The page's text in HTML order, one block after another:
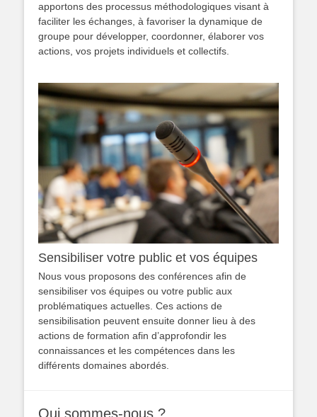
apportons des processus méthodologiques visant à
faciliter les échanges, à favoriser la dynamique de
groupe pour développer, coordonner, élaborer vos
actions, vos projets individuels et collectifs.
Sensibiliser votre public et vos équipes
Nous vous proposons des conférences afin de
sensibiliser vos équipes ou votre public aux
problématiques actuelles. Ces actions de
sensibilisation peuvent ensuite donner lieu à des
actions de formation afin d’approfondir les
connaissances et les compétences dans les
différents domaines abordés.
Qui sommes-nous ?